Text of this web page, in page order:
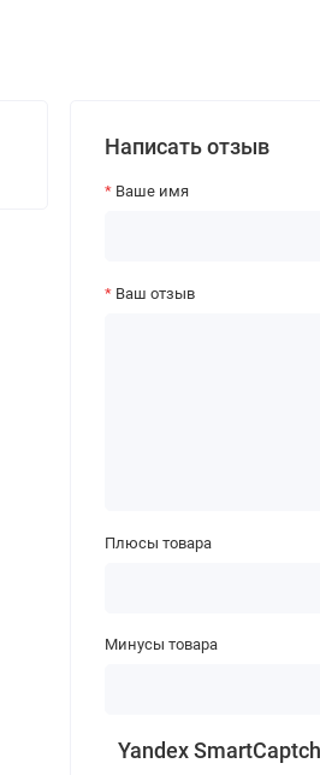
Написать отзыв
Ваше имя
Ваш отзыв
Плюсы товара
Минусы товара
Yandex